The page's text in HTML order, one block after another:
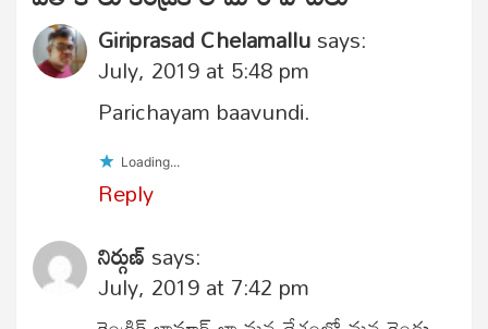
Giriprasad Chelamallusays:
July, 2019 at 5:48 pm
Parichayam baavundi.
Loading...
Reply
నిర్గుణ్says:
July, 2019 at 7:42 pm